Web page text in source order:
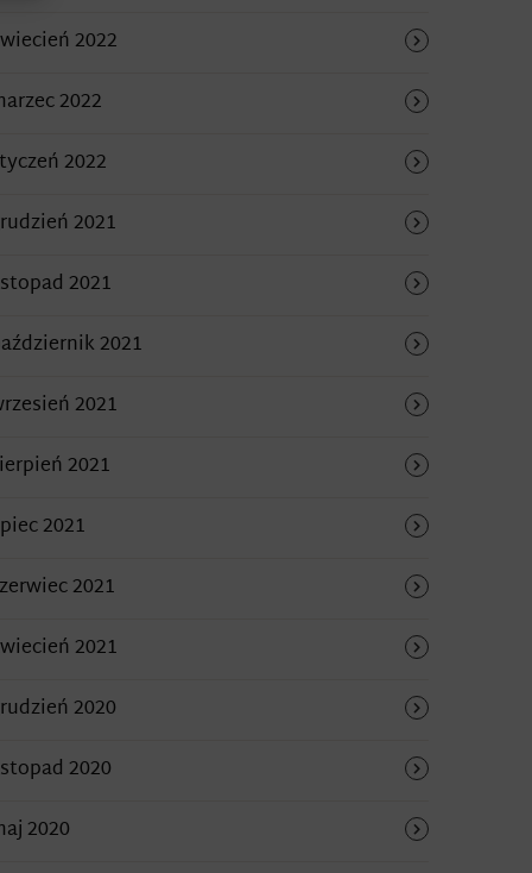
2022
2022
2022
2021
2021
2021
2021
2021
2021
2021
2021
2020
2020
2020